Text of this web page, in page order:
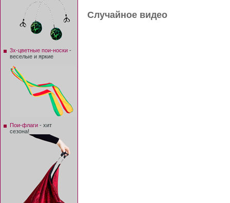
Случайное видео
3х-цветные пои-носки -
веселые и яркие
Пои-флаги - хит
сезона!